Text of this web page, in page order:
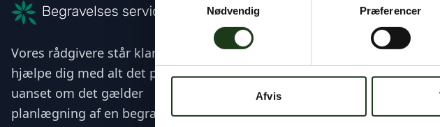
Nødvendig
Præferencer
Afvis
Vores rådgivere står klar til at
hjælpe dig med alt det praktiske –
uanset om det gælder
planlægning af en begravelse
Katalog
Kister
Heim Urner
Beyond Life Urner
Lerurner